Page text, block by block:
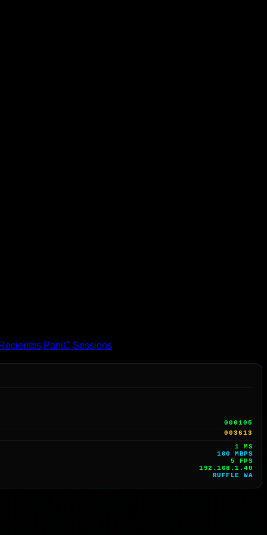
PaniC Sessions
000105
003613
1 MS
100 MBPS
3 FPS
192.168.1.40
RUFFLE WA